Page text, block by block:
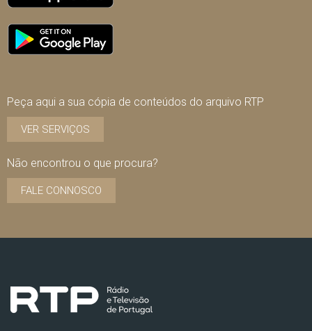
Peça aqui a sua cópia de conteúdos do arquivo RTP
VER SERVIÇOS
Não encontrou o que procura?
FALE CONNOSCO